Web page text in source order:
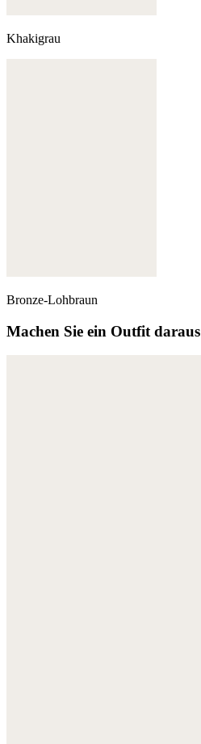
Khakigrau
Bronze-Lohbraun
Machen Sie ein Outfit daraus